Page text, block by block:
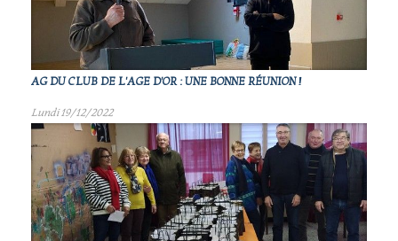
AG DU CLUB DE L'AGE D'OR : UNE BONNE RÉUNION !
Lundi 19/12/2022